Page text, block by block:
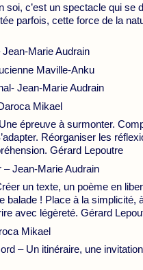
soi, c’est un spectacle qui se
parfois, cette force de la
Marie Audrain
Maville-Anku
Jean-Marie Audrain
Mikael
épreuve à surmonter.
Réorganiser les
Gérard Lepoutre
– Jean-Marie Audrain
un texte, un poème en
balade ! Place à la simplicité,
avec légèreté. Gérard
Mikael
– Un itinéraire, une